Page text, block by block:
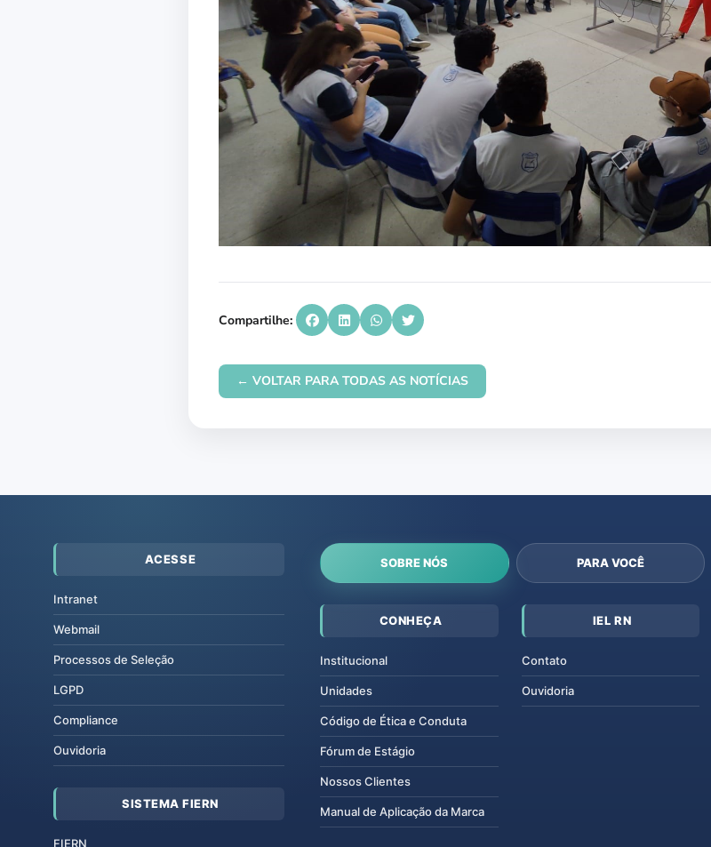
Compartilhe:
← VOLTAR PARA TODAS AS NOTÍCIAS
ACESSE
Intranet
Webmail
Processos de Seleção
LGPD
Compliance
Ouvidoria
SISTEMA FIERN
FIERN
SOBRE NÓS PARA VOCÊ
CONHEÇA
Institucional
Unidades
Código de Ética e Conduta
Fórum de Estágio
Nossos Clientes
Manual de Aplicação da Marca
IEL RN
Contato
Ouvidoria